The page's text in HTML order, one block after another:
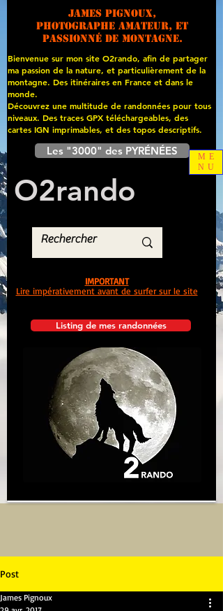
James PIGNOUX,
photographe amateur, et
passionné de montagne.
Bienvenue sur mon site O2rando, afin de partager
ma passion de la nature, et particulièrement de la
montagne. Des itinéraires en France et dans le
monde.
Découvrez une multitude de randonnées pour tous
niveaux. Des traces GPX téléchargeables, des
cartes IGN imprimables, et des topos descriptifs.
Les "3000" des PYRÉNÉES
O2rando
Listing de mes randonnées
IMPORTANT
Lire impérativement avant de surfer sur le site
ME
NU
Post
James Pignoux